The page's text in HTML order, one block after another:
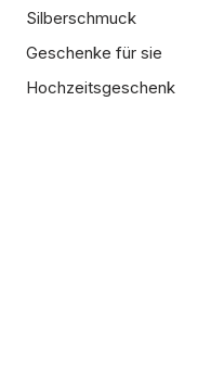
Silberschmuck
Geschenke für sie
Hochzeitsgeschenk